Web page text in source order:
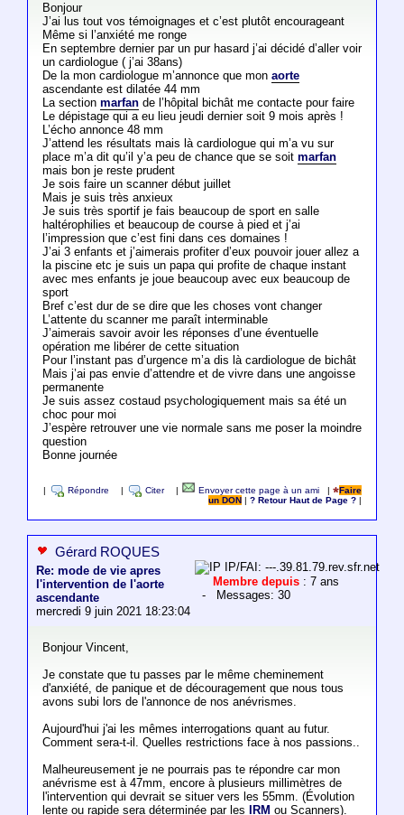
Bonjour
J’ai lus tout vos témoignages et c’est plutôt encourageant
Même si l’anxiété me ronge
En septembre dernier par un pur hasard j’ai décidé d’aller voir
un cardiologue ( j’ai 38ans)
De la mon cardiologue m’annonce que mon aorte
ascendante est dilatée 44 mm
La section marfande l’hôpital bichât me contacte pour faire
Le dépistage qui a eu lieu jeudi dernier soit 9 mois après !
L’écho annonce 48 mm
J’attend les résultats mais là cardiologue qui m’a vu sur
place m’a dit qu’il y’a peu de chance que se soit marfan
mais bon je reste prudent
Je sois faire un scanner début juillet
Mais je suis très anxieux
Je suis très sportif je fais beaucoup de sport en salle
haltérophilies et beaucoup de course à pied et j’ai
l’impression que c’est fini dans ces domaines !
J’ai 3 enfants et j’aimerais profiter d’eux pouvoir jouer allez a
la piscine etc je suis un papa qui profite de chaque instant
avec mes enfants je joue beaucoup avec eux beaucoup de
sport
Bref c’est dur de se dire que les choses vont changer
L’attente du scanner me paraît interminable
J’aimerais savoir avoir les réponses d’une éventuelle
opération me libérer de cette situation
Pour l’instant pas d’urgence m’a dis là cardiologue de bichât
Mais j’ai pas envie d’attendre et de vivre dans une angoisse
permanente
Je suis assez costaud psychologiquement mais sa été un
choc pour moi
J’espère retrouver une vie normale sans me poser la moindre
question
Bonne journée
Répondre Citer Envoyer cette page à un ami |
Faire
un DON
|? Retour Haut de Page ?
Gérard ROQUES
Re: mode de vie apres
l'intervention de l'aorte
ascendante
mercredi 9 juin 2021 18:23:04
IP/FAI: ---.39.81.79.rev.sfr.net
Membre depuis : 7 ans
- Messages: 30
Bonjour Vincent,
Je constate que tu passes par le même cheminement
d'anxiété, de panique et de découragement que nous tous
avons subi lors de l'annonce de nos anévrismes.
Aujourd'hui j'ai les mêmes interrogations quant au futur.
Comment sera-t-il. Quelles restrictions face à nos passions..
Malheureusement je ne pourrais pas te répondre car mon
anévrisme est à 47mm, encore à plusieurs millimètres de
l'intervention qui devrait se situer vers les 55mm. (Évolution
lente ou rapide sera déterminée par les
IRM ou Scanners).